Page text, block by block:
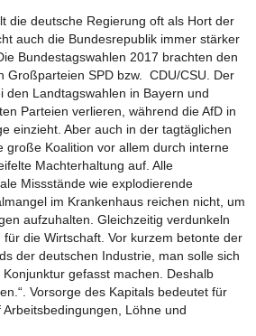
die deutsche Regierung oft als Hort der
auch die Bundesrepublik immer stärker
Bundestagswahlen 2017 brachten den
Großparteien SPD bzw. CDU/CSU. Der
den Landtagswahlen in Bayern und
Parteien verlieren, während die AfD in
einzieht. Aber auch in der tagtäglichen
große Koalition vor allem durch interne
Machterhaltung auf. Alle
Missstände wie explodierende
im Krankenhaus reichen nicht, um
aufzuhalten. Gleichzeitig verdunkeln
für die Wirtschaft. Vor kurzem betonte der
der deutschen Industrie, man solle sich
Konjunktur gefasst machen. Deshalb
Vorsorge des Kapitals bedeutet für
Löhne und